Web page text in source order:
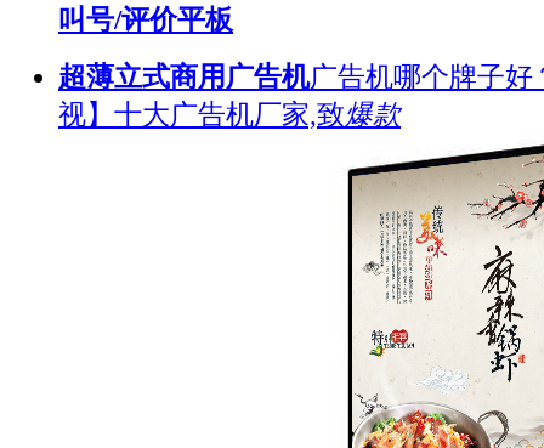
叫号/评价平板
超薄立式商用广告机广告机哪个牌子好
视】十大广告机厂家,致爆款